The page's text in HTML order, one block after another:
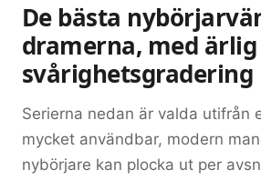
De bästa
dramerna, med ärlig
svårighetsgradering
Serierna nedan är valda utifrån
mycket användbar, modern
nybörjare kan plocka ut per